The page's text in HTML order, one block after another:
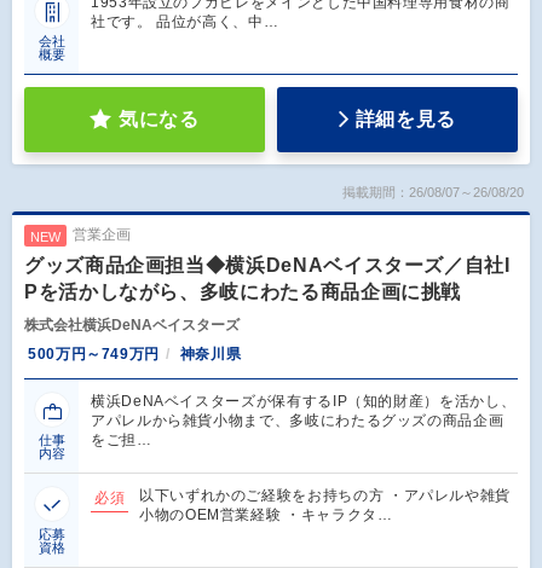
会社
概要
社です。 品位が高く、中…
気になる 詳細を見る
掲載期間：26/08/07～26/08/20
NEW 営業企画
グッズ商品企画担当◆横浜DeNAベイスターズ／自社I
Pを活かしながら、多岐にわたる商品企画に挑戦
株式会社横浜DeNAベイスターズ
500万円～749万円
神奈川県
仕事
内容
横浜DeNAベイスターズが保有するIP（知的財産）を活かし、
アパレルから雑貨小物まで、多岐にわたるグッズの商品企画
をご担…
応募
資格
必須
以下いずれかのご経験をお持ちの方 ・アパレルや雑貨
小物のOEM営業経験 ・キャラクタ…